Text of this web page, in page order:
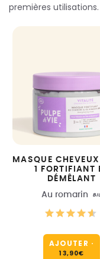
premières utilisations.
MASQUE
1 FORTIFIANT
DÉMÊLANT
Au romarin
AJOUTER ·
13,90€